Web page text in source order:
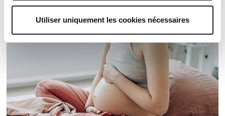
Utiliser uniquement les cookies nécessaires
NOS RECOMMANDATIONS